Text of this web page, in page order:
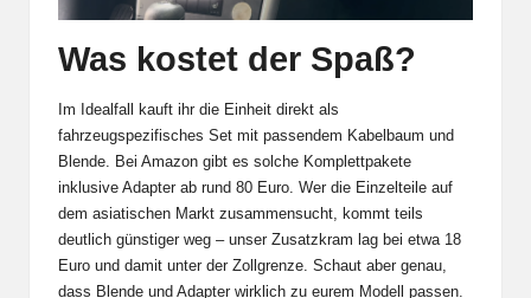
Was kostet der Spaß?
Im Idealfall kauft ihr die Einheit direkt als
fahrzeugspezifisches Set mit passendem Kabelbaum und
Blende. Bei Amazon gibt es solche Komplettpakete
inklusive Adapter ab rund 80 Euro. Wer die Einzelteile auf
dem asiatischen Markt zusammensucht, kommt teils
deutlich günstiger weg – unser Zusatzkram lag bei etwa 18
Euro und damit unter der Zollgrenze. Schaut aber genau,
dass Blende und Adapter wirklich zu eurem Modell passen.